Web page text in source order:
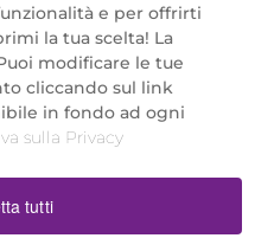
S.r.l.
Rho (MI)
13425220152.
e per offrirti
la tua scelta! La
modificare le tue
cliccando sul link
in fondo ad ogni
sulla Privacy
tutti